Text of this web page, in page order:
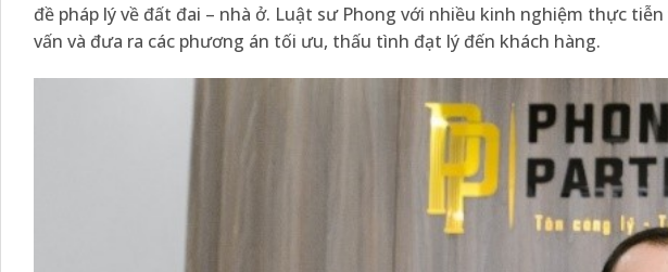
đề pháp lý về đất đai – nhà ở. Luật sư Phong với nhiều kinh nghiệm thực
vấn và đưa ra các phương án tối ưu, thấu tình đạt lý đến khách hàng.